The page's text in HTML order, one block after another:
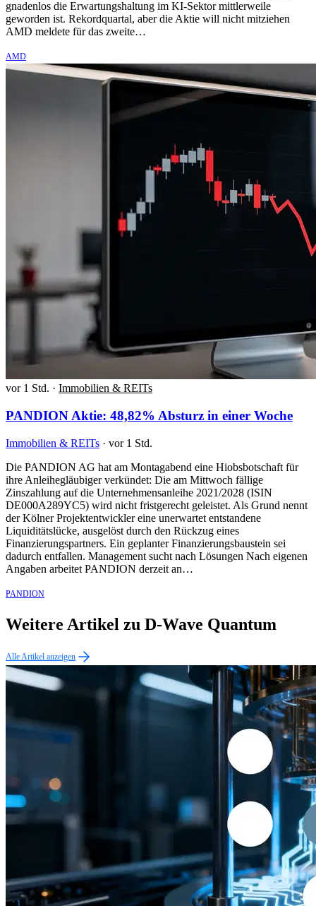
gnadenlos die Erwartungshaltung im KI-Sektor mittlerweile
geworden ist. Rekordquartal, aber die Aktie will nicht mitziehen
AMD meldete für das zweite…
AMD
vor 1 Std. · Immobilien & REITs
PANDION Aktie: 48,82% Absturz in einer Woche
Immobilien & REITs · vor 1 Std.
Die PANDION AG hat am Montagabend eine Hiobsbotschaft für
ihre Anleihegläubiger verkündet: Die am Mittwoch fällige
Zinszahlung auf die Unternehmensanleihe 2021/2028 (ISIN
DE000A289YC5) wird nicht fristgerecht geleistet. Als Grund nennt
der Kölner Projektentwickler eine unerwartet entstandene
Liquiditätslücke, ausgelöst durch den Rückzug eines
Finanzierungspartners. Ein geplanter Finanzierungsbaustein sei
dadurch entfallen. Management sucht nach Lösungen Nach eigenen
Angaben arbeitet PANDION derzeit an…
PANDION
Weitere Artikel zu D-Wave Quantum
Alle Artikel anzeigen